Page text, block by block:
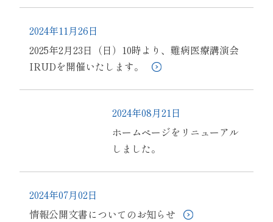
2024年11月26日
2025年2月23日（日）10時より、難病医療講演会
IRUDを開催いたします。
2024年08月21日
ホームページをリニューアル
しました。
2024年07月02日
情報公開文書についてのお知らせ